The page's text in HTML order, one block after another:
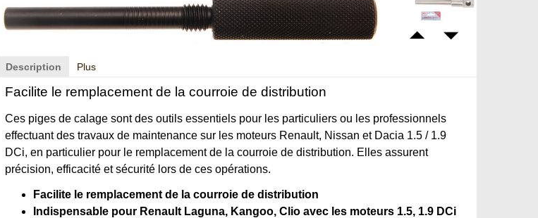
Description Plus
Facilite le remplacement de la courroie de distribution
Ces piges de calage sont des outils essentiels pour les particuliers ou les professionnels
effectuant des travaux de maintenance sur les moteurs Renault, Nissan et Dacia 1.5 / 1.9
DCi, en particulier pour le remplacement de la courroie de distribution. Elles assurent
précision, efficacité et sécurité lors de ces opérations.
Facilite le remplacement de la courroie de distribution
Indispensable pour Renault Laguna, Kangoo, Clio avec les moteurs 1.5, 1.9 DCi